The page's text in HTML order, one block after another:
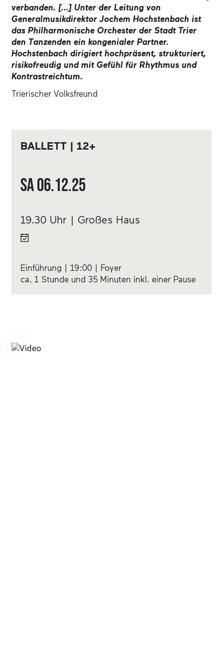
verbanden. [...] Unter der Leitung von
Generalmusikdirektor Jochem Hochstenbach ist
das Philharmonische Orchester der Stadt Trier
den Tanzenden ein kongenialer Partner.
Hochstenbach dirigiert hochpräsent, strukturiert,
risikofreudig und mit Gefühl für Rhythmus und
Kontrastreichtum.
Trierischer Volksfreund
BALLETT | 12+
Sa06.12.25
19.30 Uhr | Großes Haus
Einführung | 19:00 | Foyer
ca. 1 Stunde und 35 Minuten inkl. einer Pause